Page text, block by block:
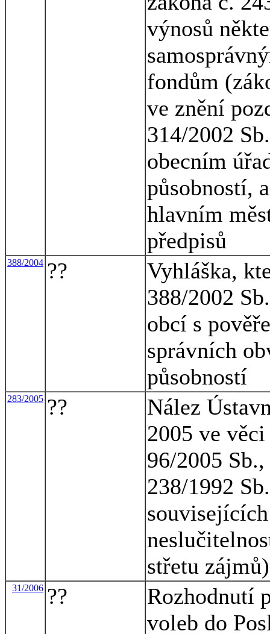
výnosů
fondům
ve znění
314/2002
obecním
působností,
hlavním
předpisů
388/2004 ??
Vyhláška,
388/2002
obcí s
správních
působností
283/2005 ??
Nález
2005 ve
96/2005
238/1992
střetu
31/2006 ??
Rozhodnutí
voleb do